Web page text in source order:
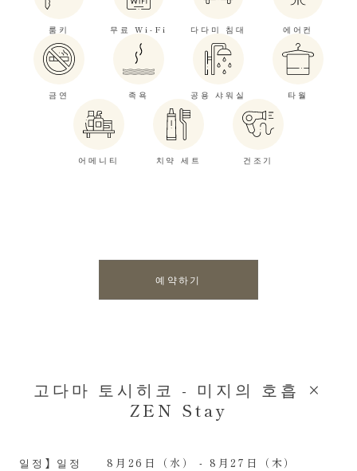
룸키 무료 Wi-Fi 다다미 침대 에어컨
금연 족욕 공용 샤워실 타월
어메니티 치약 세트 건조기
예약하기
고다마 토시히코 - 미지의 호흡 ×
ZEN Stay
일정】일정
8月26日（水） - 8月27日（木）